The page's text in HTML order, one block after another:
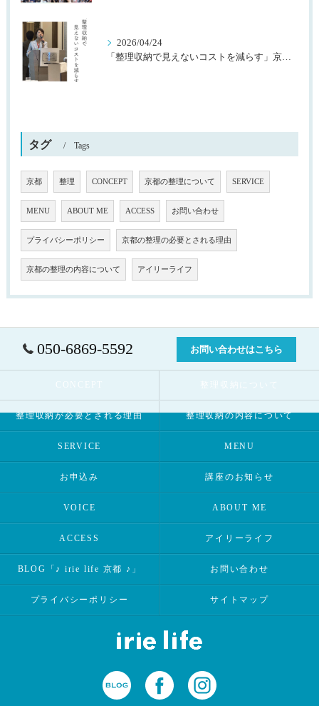
2026/04/24
「整理収納で見えないコストを減らす」京都桂川ロータリークラブ様主催
タグ Tags
京都 整理 CONCEPT 京都の整理について SERVICE
MENU ABOUT ME ACCESS お問い合わせ
プライバシーポリシー 京都の整理の必要とされる理由
京都の整理の内容について アイリーライフ
050-6869-5592 お問い合わせはこちら
CONCEPT 整理収納について
整理収納が必要とされる理由 整理収納の内容について
SERVICE MENU
お申込み 講座のお知らせ
VOICE ABOUT ME
ACCESS アイリーライフ
BLOG「♪ irie life 京都 ♪」 お問い合わせ
プライバシーポリシー サイトマップ